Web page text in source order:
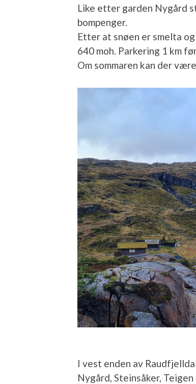
Like etter garden Nygård
bompenger.
Etter at snøen er smelta
640 moh. Parkering 1 km
Om sommaren kan der
I vest enden av
Nygård, Steinsåker,